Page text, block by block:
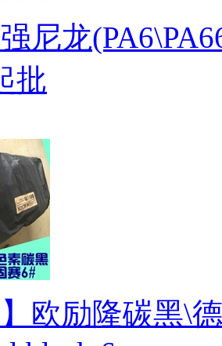
尼龙
批
】欧励隆碳黑\